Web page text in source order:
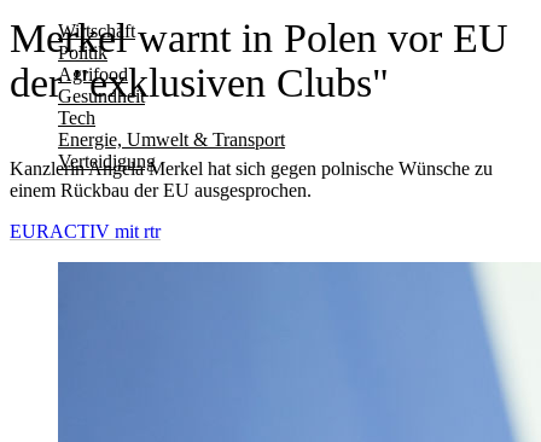
Wirtschaft
Politik
Agrifood
Gesundheit
Tech
Energie, Umwelt & Transport
Verteidigung
Merkel warnt in Polen vor EU
der "exklusiven Clubs"
Kanzlerin Angela Merkel hat sich gegen polnische Wünsche zu
einem Rückbau der EU ausgesprochen.
EURACTIV mit rtr